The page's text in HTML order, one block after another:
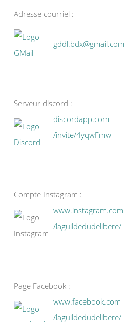
Adresse courriel :
gddl.bdx@gmail.com
Serveur discord :
discordapp.com
/invite/4yqwFmw
Compte Instagram :
www.instagram.com
/laguildedudelibere/
Page Facebook :
www.facebook.com
/laguildedudelibere/